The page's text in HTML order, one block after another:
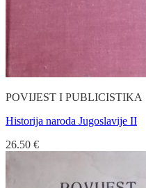
POVIJEST I PUBLICISTIKA
Historija naroda Jugoslavije II
26.50 €